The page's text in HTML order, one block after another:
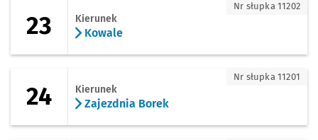
23 Kierunek
Kowale
Nr słupka 11202
24 - kierunek Zajezdnia Borek
24 Kierunek
Zajezdnia Borek
Nr słupka 11201